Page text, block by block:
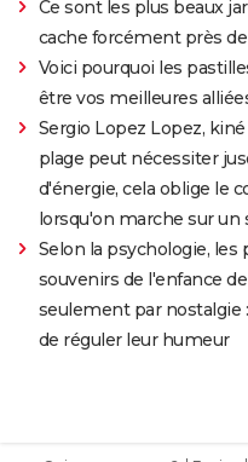
Ce sont les plus beaux
cache forcément près
Voici pourquoi les
être vos meilleures
Sergio Lopez Lopez,
plage peut nécessiter
d'énergie, cela oblige le
lorsqu'on marche sur un
Selon la psychologie,
souvenirs de l'enfance
seulement par nostalgie
de réguler leur humeur